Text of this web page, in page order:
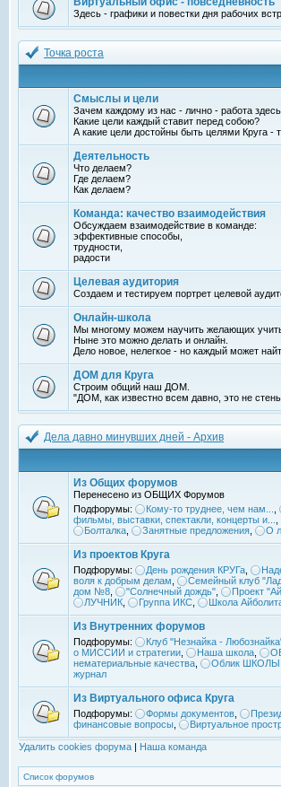
Здесь - графики и повестки дня рабочих
Точка роста
Смыслы и цели
Зачем каждому из нас - лично - работа
Какие цели каждый ставит перед собою?
А какие цели достойны быть целями Круга
Деятельность
Что делаем?
Где делаем?
Как делаем?
Команда: качество взаимодействия
Обсуждаем взаимодействие в команде:
эффективные способы,
трудности,
радости
Целевая аудитория
Создаем и тестируем портрет целевой
Онлайн-школа
Мы многому можем научить желающих
Ныне это можно делать и онлайн.
Дело новое, нелегкое - но каждый может
ДОМ для Круга
Строим общий наш ДОМ.
"ДОМ, как известно всем давно, это не
Дела давно минувших дней - Архив
Из Общих форумов
Перенесено из ОБЩИХ Форумов
Подфорумы:
Кому-то труднее, чем нам...
фильмы, выставки, спектакли, концерты и...
Болталка
Занятные предложения О
Из проектов Круга
Подфорумы: День рождения КРУГа
воля к добрым делам
Семейный клуб
дом №8
"Солнечный дождь" Проект
ЛУЧНИК
Группа ИКС Школа
Из Внутренних форумов
Подфорумы: Клуб "Незнайка -
о МИССИИ и стратегии
Наша школа
нематериальные качества
Облик ШКОЛЫ
журнал
Из Виртуального офиса Круга
Подфорумы: Формы документов
финансовые вопросы
Виртуальное
Удалить cookies форума | Наша команда
Список форумов